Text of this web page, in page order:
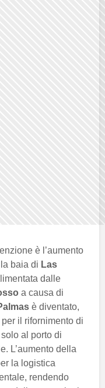
è l’aumento
baia di Las
dalle
a causa di
è diventato,
il rifornimento di
al porto di
L’aumento della
la logistica
rendendo